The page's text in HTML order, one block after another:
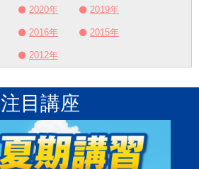
2020年 2019年
2016年 2015年
2012年
注目講座